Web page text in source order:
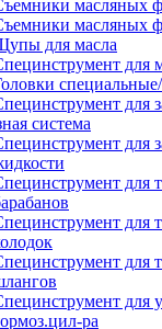
масляных
масляных
для масла
для
для
система
для
для
для
для
для
ра